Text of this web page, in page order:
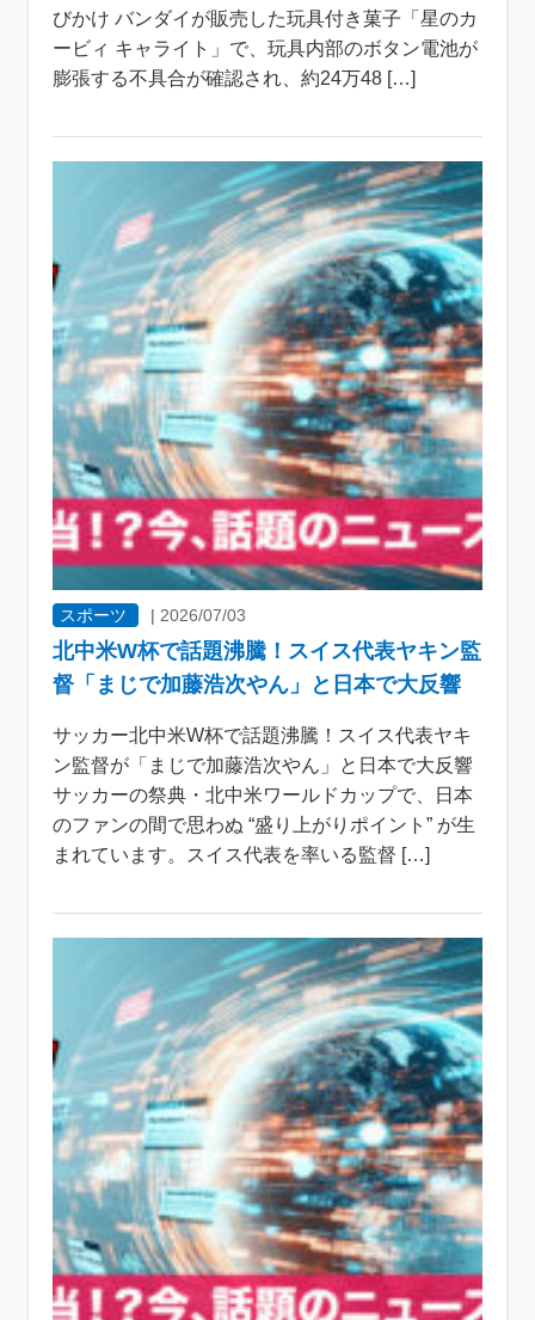
びかけ バンダイが販売した玩具付き菓子「星のカ
ービィ キャライト」で、玩具内部のボタン電池が
膨張する不具合が確認され、約24万48 […]
スポーツ | 2026/07/03
北中米W杯で話題沸騰！スイス代表ヤキン監
督「まじで加藤浩次やん」と日本で大反響
サッカー北中米W杯で話題沸騰！スイス代表ヤキ
ン監督が「まじで加藤浩次やん」と日本で大反響
サッカーの祭典・北中米ワールドカップで、日本
のファンの間で思わぬ “盛り上がりポイント” が生
まれています。スイス代表を率いる監督 […]